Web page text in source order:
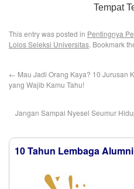
Tempat
This entry was posted in Pentingnya
Lolos Seleksi Universitas. Bookmark
← Mau Jadi Orang Kaya? 10 Jurusan
yang Wajib Kamu Tahu!
Jangan Sampai Nyesel Seumur
10 Tahun Lembaga